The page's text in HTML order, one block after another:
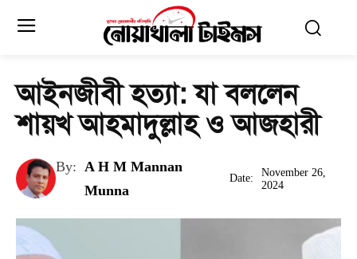
আইনজীবী হত্যা: যা বললেন
শায়খ আহমাদুল্লাহ ও আজহারী
By: A H M Mannan
Munna
Date:
November 26,
2024